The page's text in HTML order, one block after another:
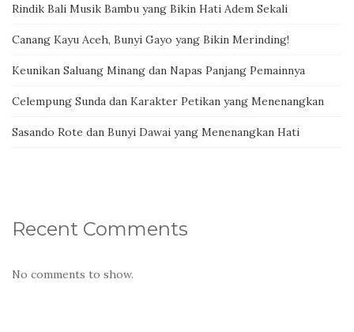
Rindik Bali Musik Bambu yang Bikin Hati Adem Sekali
Canang Kayu Aceh, Bunyi Gayo yang Bikin Merinding!
Keunikan Saluang Minang dan Napas Panjang Pemainnya
Celempung Sunda dan Karakter Petikan yang Menenangkan
Sasando Rote dan Bunyi Dawai yang Menenangkan Hati
Recent Comments
No comments to show.